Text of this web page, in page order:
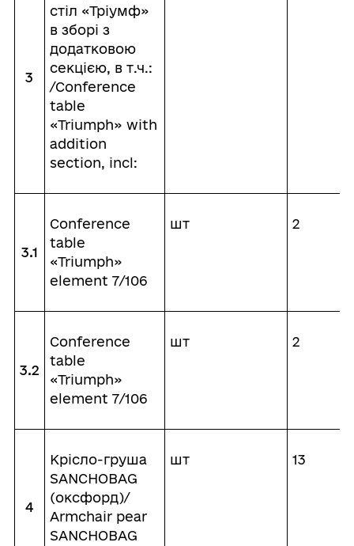
3
стіл «Тріумф»
в зборі з
додатковою
секцією, в т.ч.:
/Conference
table
«Triumph» with
addition
section, incl:
3.1
Conference
table
«Triumph»
element 7/106
шт 2
3.2
Conference
table
«Triumph»
element 7/106
шт 2
4
Крісло-груша
SANCHOBAG
(оксфорд)/
Armchair pear
SANCHOBAG
шт 13